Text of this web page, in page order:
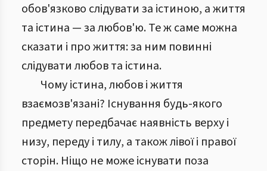
обов'язково слідувати за істиною, а життя
та істина — за любов'ю. Те ж саме можна
сказати і про життя: за ним повинні
слідувати любов та істина.
Чому істина, любов і життя
взаємозв'язані? Існування будь-якого
предмету передбачає наявність верху і
низу, переду і тилу, а також лівої і правої
сторін. Ніщо не може існувати поза